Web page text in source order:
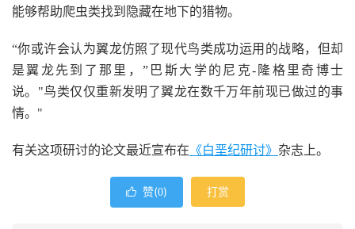
能够帮助爬虫类找到隐藏在地下的猎物。
“你或许会认为翼龙仿照了现代鸟类成功运用的战略，但却
是翼龙先到了那里，”巴斯大学的尼克-隆格里奇博士
说。"鸟类仅仅重新发明了翼龙在数千万年前现已做过的事
情。"
有关这项研讨的论文最近宣布在 《白垩纪研讨》 杂志上。
 赞(0) 打赏